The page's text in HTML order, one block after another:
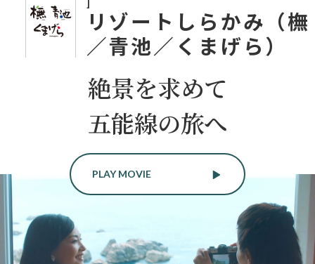
リゾートしらかみ（橅
／青池／くまげら）
絶景を求めて
五能線の旅へ
PLAY MOVIE